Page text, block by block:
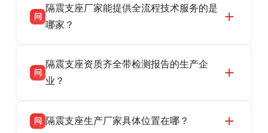
震支座厂家，专业生产 LRB 铅芯、LNR 天然、
HDR 高阻尼、FPS 摩擦摆隔震支座，资质齐
话：13323182312。
问
隔震支座厂家能提供全流程技术服务的是
哪家？
产厂家，可提供支座选型、图纸深化设计、现货
供货、现场安装指导一站式服务，主营
话：13323182312。
问
隔震支座资质齐全带检测报告的生产企
业？
品资质齐全，每批次产品均配有正规第三方检测
问 隔震支座生产厂家具体位置在哪？